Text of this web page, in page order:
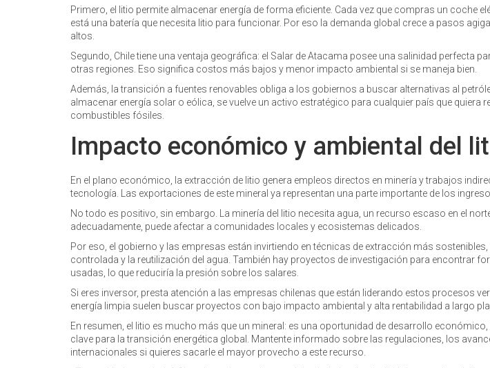
Primero, el litio permite almacenar energía de forma eficiente. Cada vez que compras un coche
está una batería que necesita litio para funcionar. Por eso la demanda global crece a pasos
altos.
Segundo, Chile tiene una ventaja geográfica: el Salar de Atacama posee una salinidad perfecta
otras regiones. Eso significa costos más bajos y menor impacto ambiental si se maneja bien.
Además, la transición a fuentes renovables obliga a los gobiernos a buscar alternativas al
almacenar energía solar o eólica, se vuelve un activo estratégico para cualquier país que quiera
combustibles fósiles.
Impacto económico y ambiental del
En el plano económico, la extracción de litio genera empleos directos en minería y trabajos
tecnología. Las exportaciones de este mineral ya representan una parte importante de los
No todo es positivo, sin embargo. La minería del litio necesita agua, un recurso escaso en el
adecuadamente, puede afectar a comunidades locales y ecosistemas delicados.
Por eso, el gobierno y las empresas están invirtiendo en técnicas de extracción más
controlada y la reutilización del agua. También hay proyectos de investigación para encontrar
usadas, lo que reduciría la presión sobre los salares.
Si eres inversor, presta atención a las empresas chilenas que están liderando estos procesos
energía limpia suelen buscar proyectos con bajo impacto ambiental y alta rentabilidad a largo
En resumen, el litio es mucho más que un mineral: es una oportunidad de desarrollo
clave para la transición energética global. Mantente informado sobre las regulaciones, los
internacionales si quieres sacarle el mayor provecho a este recurso.